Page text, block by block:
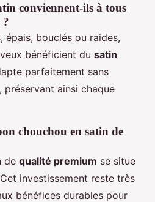
conviennent-ils à tous
?
épais, bouclés ou raides,
bénéficient du satin
parfaitement sans
préservant ainsi chaque
chouchou en satin de
de qualité premium se situe
investissement reste très
bénéfices durables pour